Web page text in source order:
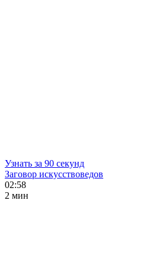
Узнать за 90 секунд
Заговор искусствоведов
02:58
2 мин